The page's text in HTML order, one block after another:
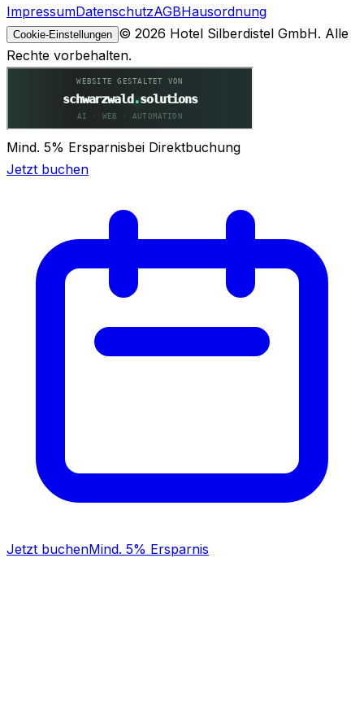
ImpressumDatenschutzAGBHausordnung
Cookie-Einstellungen © 2026 Hotel Silberdistel GmbH. Alle
Rechte vorbehalten.
Mind. 5% Ersparnisbei Direktbuchung
Jetzt buchen
Jetzt buchenMind. 5% Ersparnis